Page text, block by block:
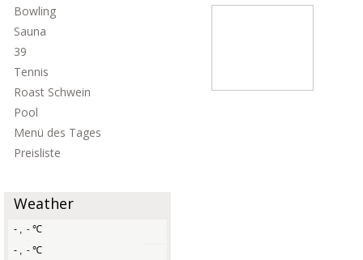
Bowling
Sauna
39
Tennis
Roast Schwein
Pool
Menü des Tages
Preisliste
Weather
- , - ℃
- , - ℃